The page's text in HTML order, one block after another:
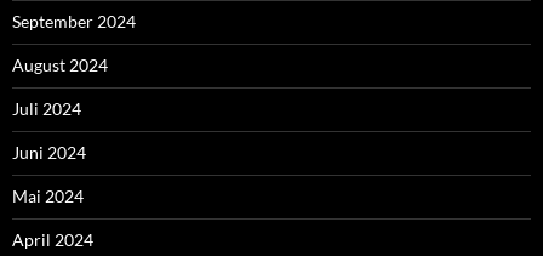
September 2024
August 2024
Juli 2024
Juni 2024
Mai 2024
April 2024